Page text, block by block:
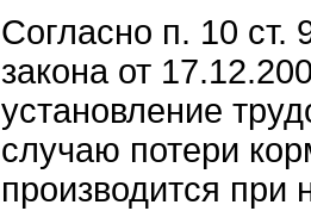
Согласно п. 10 ст.
закона от
установление
случаю потери
производится при